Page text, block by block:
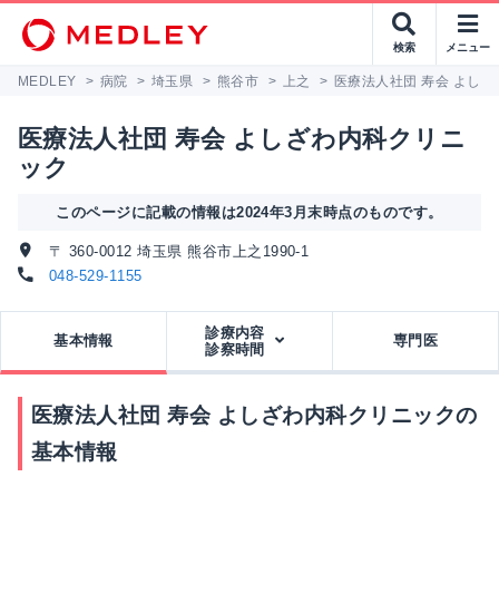
検索 メニュー
MEDLEY > 病院 > 埼玉県 > 熊谷市 > 上之 > 医療法人社団 寿会 よし
医療法人社団 寿会 よしざわ内科クリニ
ック
このページに記載の情報は2024年3月末時点のものです。
〒 360-0012 埼玉県 熊谷市上之1990-1
048-529-1155
基本情報
診療内容
診察時間
専門医
医療法人社団 寿会 よしざわ内科クリニックの
基本情報